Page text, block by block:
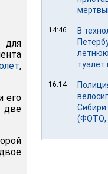
для
,
его
две
14:46
В
летнюю
туалет
16:14
Сибири
(ФОТО,